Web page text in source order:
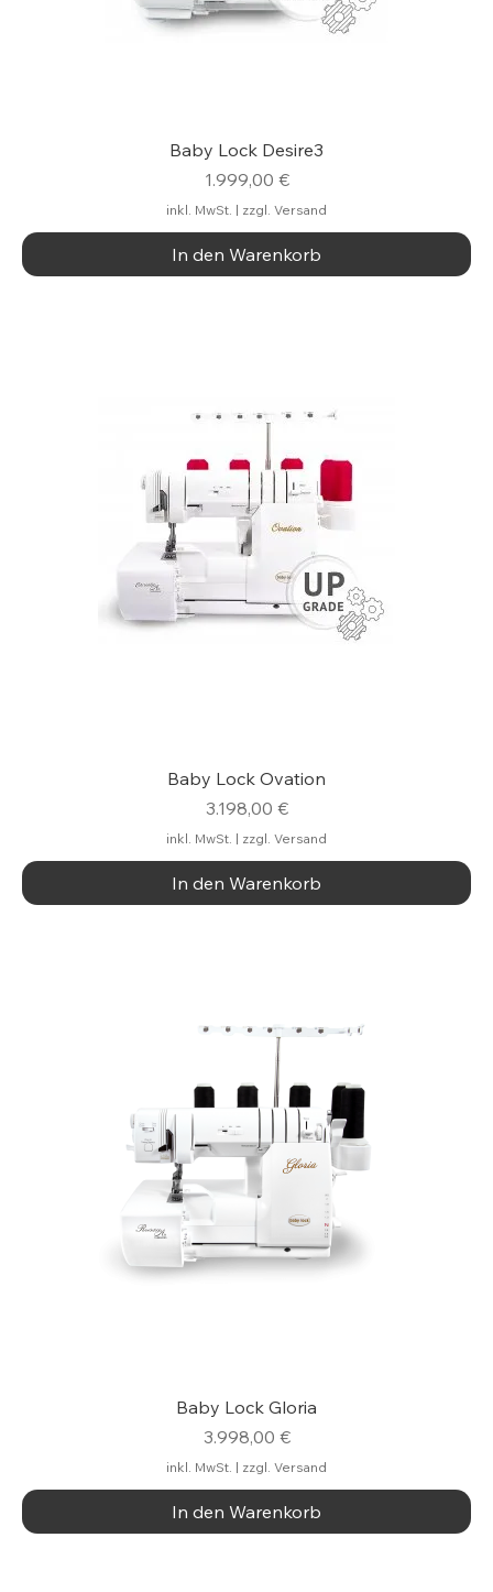
Baby Lock Desire3
Preis
1.999,00 €
inkl. MwSt. | zzgl. Versand
In den Warenkorb
Baby Lock Ovation
Preis
3.198,00 €
inkl. MwSt. | zzgl. Versand
In den Warenkorb
Baby Lock Gloria
Preis
3.998,00 €
inkl. MwSt. | zzgl. Versand
In den Warenkorb